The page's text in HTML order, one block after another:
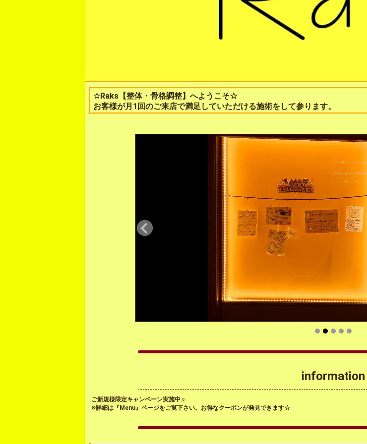
☆Raks【整体・骨格調整】へようこそ☆
お客様が月1回のご来店で満足していただける施術をして参ります。
information
ご新規様限定キャンペーン実施中♬
※詳細は『Menu』ページをご覧下さい。お得なクーポンが発見できます☆